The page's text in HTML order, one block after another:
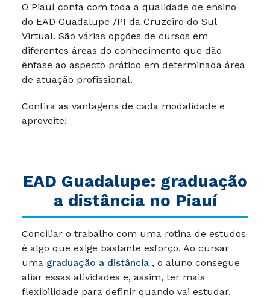
O Piauí conta com toda a qualidade de ensino
do EAD Guadalupe /PI da Cruzeiro do Sul
Virtual. São várias opções de cursos em
diferentes áreas do conhecimento que dão
ênfase ao aspecto prático em determinada área
de atuação profissional.
Confira as vantagens de cada modalidade e
aproveite!
EAD Guadalupe: graduação
a distância no Piauí
Conciliar o trabalho com uma rotina de estudos
é algo que exige bastante esforço. Ao cursar
uma graduação a distância , o aluno consegue
aliar essas atividades e, assim, ter mais
flexibilidade para definir quando vai estudar.